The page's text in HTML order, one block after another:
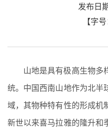
发布日
【字号
山地是具有极高生物多
统。中国西南山地作为北半
域，其物种特有性的形成机
新世以来喜马拉雅的隆升和